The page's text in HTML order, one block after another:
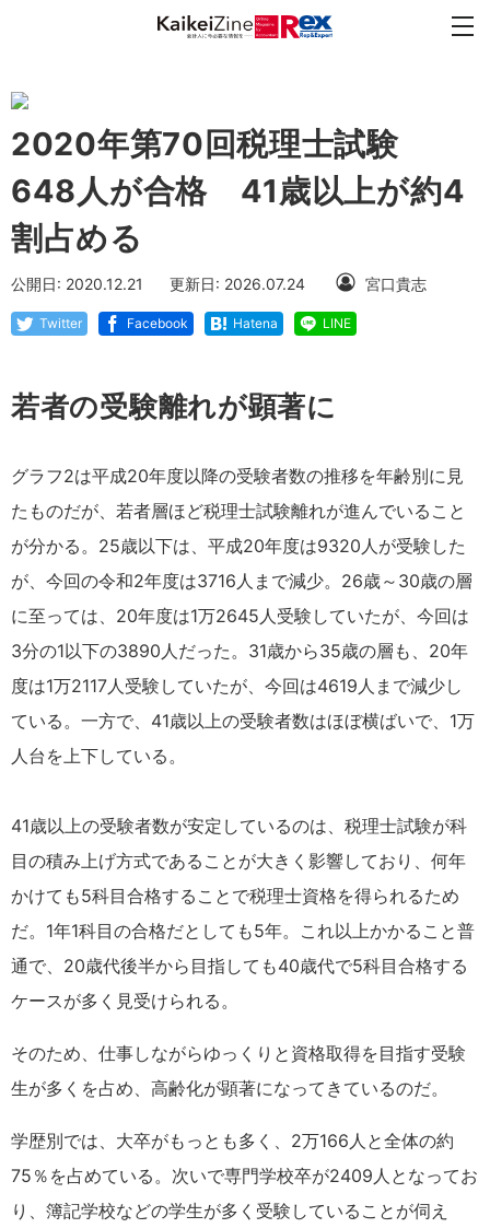
2020年第70回税理士試験
648人が合格 41歳以上が約4
割占める
公開日: 2020.12.21 更新日: 2026.07.24 宮口貴志
Twitter Facebook Hatena LINE
若者の受験離れが顕著に
グラフ2は平成20年度以降の受験者数の推移を年齢別に見
たものだが、若者層ほど税理士試験離れが進んでいること
が分かる。25歳以下は、平成20年度は9320人が受験した
が、今回の令和2年度は3716人まで減少。26歳～30歳の層
に至っては、20年度は1万2645人受験していたが、今回は
3分の1以下の3890人だった。31歳から35歳の層も、20年
度は1万2117人受験していたが、今回は4619人まで減少し
ている。一方で、41歳以上の受験者数はほぼ横ばいで、1万
人台を上下している。
41歳以上の受験者数が安定しているのは、税理士試験が科
目の積み上げ方式であることが大きく影響しており、何年
かけても5科目合格することで税理士資格を得られるため
だ。1年1科目の合格だとしても5年。これ以上かかること普
通で、20歳代後半から目指しても40歳代で5科目合格する
ケースが多く見受けられる。
そのため、仕事しながらゆっくりと資格取得を目指す受験
生が多くを占め、高齢化が顕著になってきているのだ。
学歴別では、大卒がもっとも多く、2万166人と全体の約
75％を占めている。次いで専門学校卒が2409人となってお
り、簿記学校などの学生が多く受験していることが伺え